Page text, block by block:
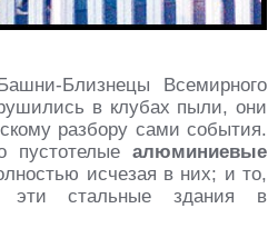
Близнецы Всемирного
в клубах пыли, они
разбору сами события.
пустотелые алюминиевые
исчезая в них; и то,
эти стальные здания в